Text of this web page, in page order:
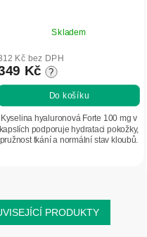
Skladem
Kč bez DPH
Kč ?
Do košíku
Kyselina hyaluronová Forte 100 mg v
kapslích podporuje hydrataci pokožky,
pružnost tkání a normální stav kloubů.
PRODUKTY